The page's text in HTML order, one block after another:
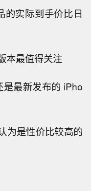
的实际到手价比日
本最值得关注
最新发布的 iPho
为是性价比较高的